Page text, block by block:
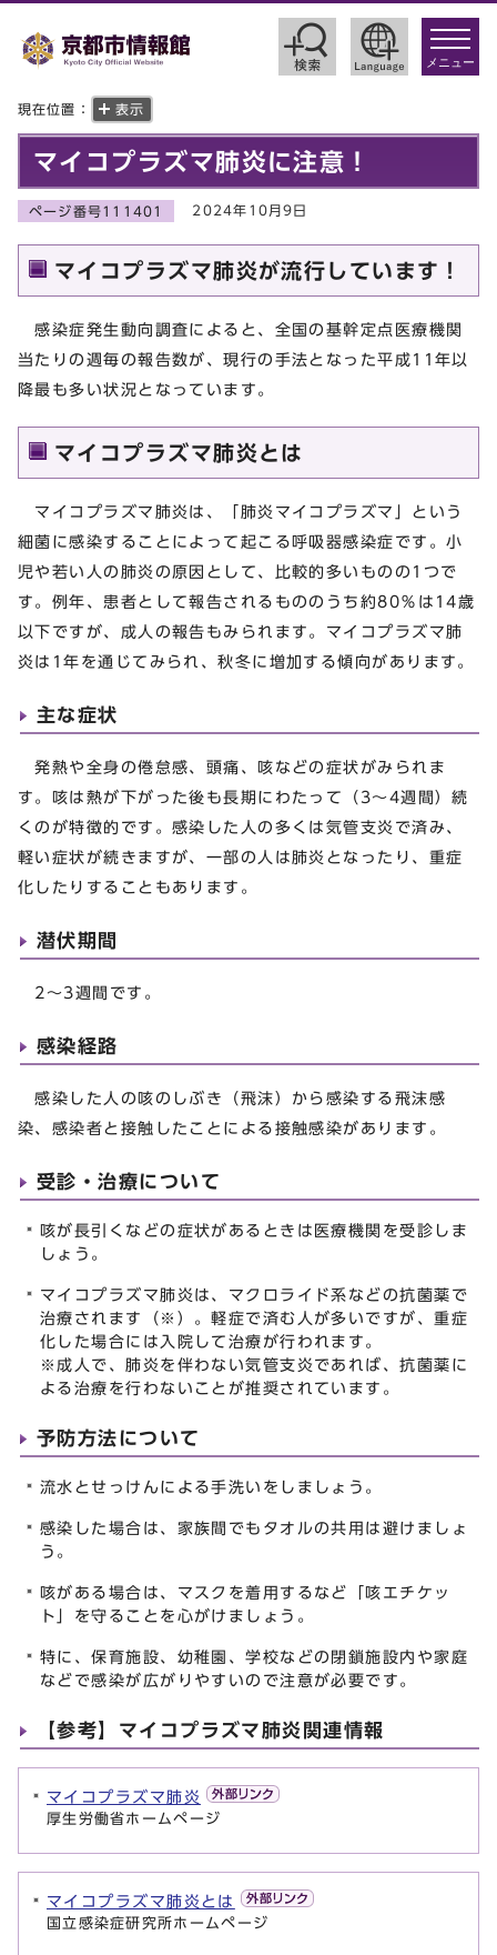
toggle
メニュー
現在位置： 表示
マイコプラズマ肺炎に注意！
ページ番号111401 2024年10月9日
マイコプラズマ肺炎が流行しています！
感染症発生動向調査によると、全国の基幹定点医療機関
当たりの週毎の報告数が、現行の手法となった平成11年以
降最も多い状況となっています。
マイコプラズマ肺炎とは
マイコプラズマ肺炎は、「肺炎マイコプラズマ」という
細菌に感染することによって起こる呼吸器感染症です。小
児や若い人の肺炎の原因として、比較的多いものの1つで
す。例年、患者として報告されるもののうち約80％は14歳
以下ですが、成人の報告もみられます。マイコプラズマ肺
炎は1年を通じてみられ、秋冬に増加する傾向があります。
主な症状
発熱や全身の倦怠感、頭痛、咳などの症状がみられま
す。咳は熱が下がった後も長期にわたって（3～4週間）続
くのが特徴的です。感染した人の多くは気管支炎で済み、
軽い症状が続きますが、一部の人は肺炎となったり、重症
化したりすることもあります。
潜伏期間
2～3週間です。
感染経路
感染した人の咳のしぶき（飛沫）から感染する飛沫感
染、感染者と接触したことによる接触感染があります。
受診・治療について
咳が長引くなどの症状があるときは医療機関を受診しま
しょう。
マイコプラズマ肺炎は、マクロライド系などの抗菌薬で
治療されます（※）。軽症で済む人が多いですが、重症
化した場合には入院して治療が行われます。
※成人で、肺炎を伴わない気管支炎であれば、抗菌薬に
よる治療を行わないことが推奨されています。
予防方法について
流水とせっけんによる手洗いをしましょう。
感染した場合は、家族間でもタオルの共用は避けましょ
う。
咳がある場合は、マスクを着用するなど「咳エチケッ
ト」を守ることを心がけましょう。
特に、保育施設、幼稚園、学校などの閉鎖施設内や家庭
などで感染が広がりやすいので注意が必要です。
【参考】マイコプラズマ肺炎関連情報
マイコプラズマ肺炎
厚生労働省ホームページ
マイコプラズマ肺炎とは
国立感染症研究所ホームページ